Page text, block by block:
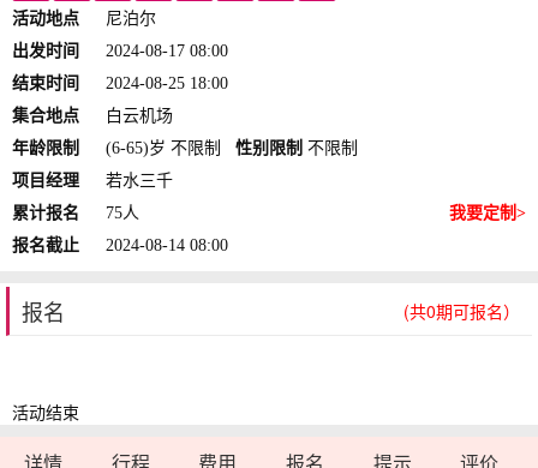
活动地点
尼泊尔
出发时间
2024-08-17 08:00
结束时间
2024-08-25 18:00
集合地点
白云机场
年龄限制
(6-65)岁 不限制 性别限制 不限制
项目经理
若水三千
累计报名
75人
我要定制>
报名截止
2024-08-14 08:00
报名 (共0期可报名）
活动结束